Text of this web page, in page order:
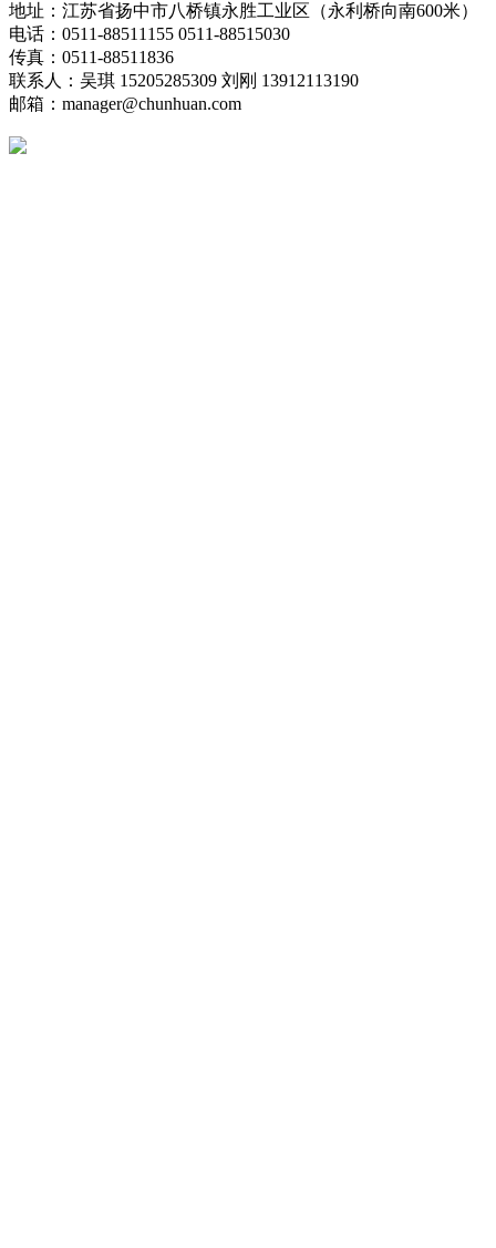
地址：江苏省扬中市八桥镇永胜工业区（永利桥向南600米）
电话：0511-88511155 0511-88515030
传真：0511-88511836
联系人：吴琪 15205285309 刘刚 13912113190
邮箱：manager@chunhuan.com